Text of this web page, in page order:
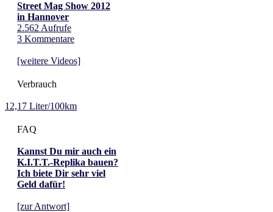
Street Mag Show 2012
in Hannover
2.562 Aufrufe
3 Kommentare
[weitere Videos]
Verbrauch
12,17 Liter/100km
FAQ
Kannst Du mir auch ein
K.I.T.T.-Replika bauen?
Ich biete Dir sehr viel
Geld dafür!
[zur Antwort]